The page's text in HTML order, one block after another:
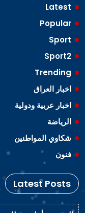
Latest
Popular
Sport
Sport2
Trending
اخبار العراق
اخبار عربية ودولية
الرياضة
شكاوي المواطنين
فنون
Latest Posts